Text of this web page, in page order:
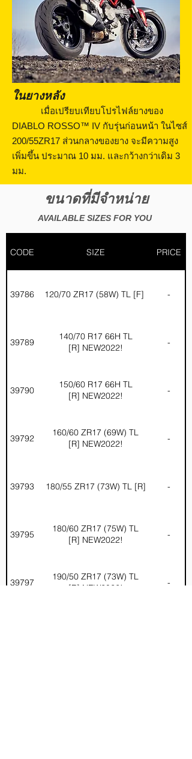
ในยางหลัง
เมื่อเปรียบเทียบโปรไฟล์ยางของ
DIABLO ROSSO™ IV กับรุ่นก่อนหน้า ในไซส์
200/55ZR17 ส่วนกลางของยาง จะมีความสูง
เพิ่มขึ้น ประมาณ 10 มม. และกว้างกว่าเดิม 3
มม.
ขนาดที่มีจำหน่าย
AVAILABLE SIZES FOR YOU
CODE SIZE PRICE
39786 120/70 ZR17 (58W) TL [F] -
39789
140/70 R17 66H TL
[R] NEW2022!
-
39790
150/60 R17 66H TL
[R] NEW2022!
-
39792
160/60 ZR17 (69W) TL
[R] NEW2022!
-
39793 180/55 ZR17 (73W) TL [R] -
39795
180/60 ZR17 (75W) TL
[R] NEW2022!
-
39797
190/50 ZR17 (73W) TL
[R] NEW2022!
-